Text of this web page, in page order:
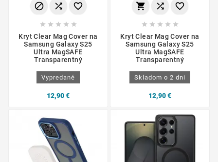
  
    
Kryt Clear Mag Cover na
Samsung Galaxy S25
Ultra MagSAFE
Transparentný
Vypredané
12,90 €
  
    
Kryt Clear Mag Cover na
Samsung Galaxy S25
Ultra MagSAFE
Transparentný
Skladom o 2 dni
12,90 €